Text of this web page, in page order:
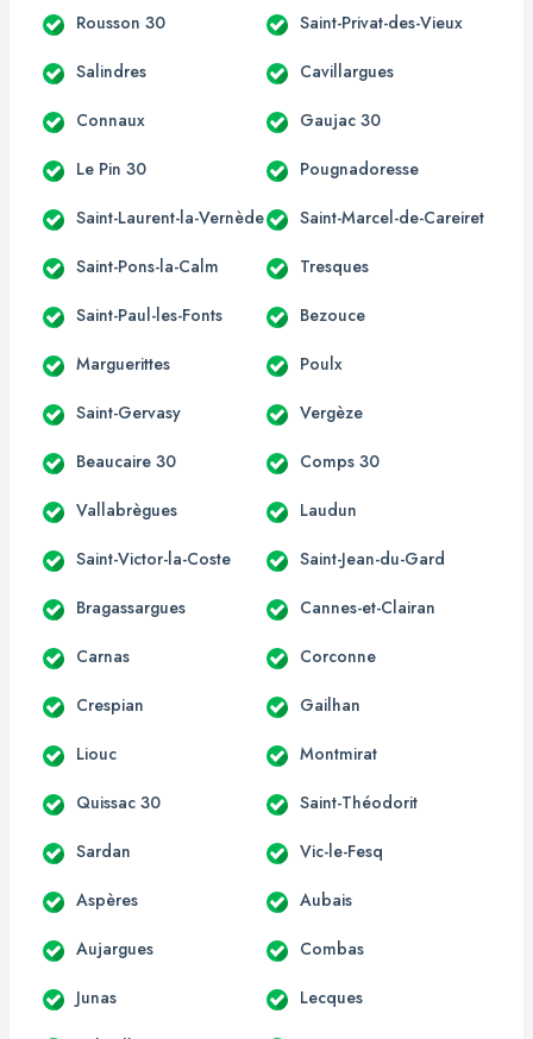
Rousson 30 Saint-Privat-des-Vieux
Salindres Cavillargues
Connaux Gaujac 30
Le Pin 30 Pougnadoresse
Saint-Laurent-la-Vernède Saint-Marcel-de-Careiret
Saint-Pons-la-Calm Tresques
Saint-Paul-les-Fonts Bezouce
Marguerittes Poulx
Saint-Gervasy Vergèze
Beaucaire 30 Comps 30
Vallabrègues Laudun
Saint-Victor-la-Coste Saint-Jean-du-Gard
Bragassargues Cannes-et-Clairan
Carnas Corconne
Crespian Gailhan
Liouc Montmirat
Quissac 30 Saint-Théodorit
Sardan Vic-le-Fesq
Aspères Aubais
Aujargues Combas
Junas Lecques